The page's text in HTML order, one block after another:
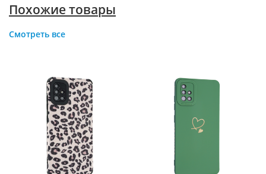
Похожие товары
Смотреть все